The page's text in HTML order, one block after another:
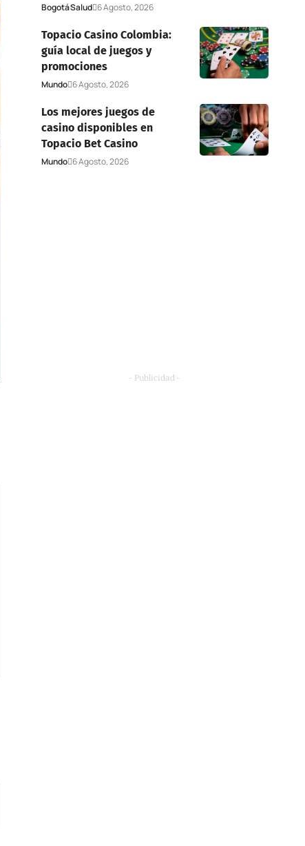
BogotáSalud 6 Agosto, 2026
Topacio Casino Colombia:
guía local de juegos y
promociones
Mundo 6 Agosto, 2026
Los mejores juegos de
casino disponibles en
Topacio Bet Casino
Mundo 6 Agosto, 2026
- Publicidad -